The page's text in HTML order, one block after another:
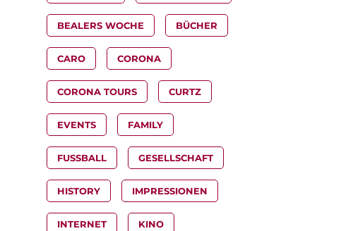
BEALERS WOCHE BÜCHER
CARO CORONA
CORONA TOURS CURTZ
EVENTS FAMILY
FUSSBALL GESELLSCHAFT
HISTORY IMPRESSIONEN
INTERNET KINO